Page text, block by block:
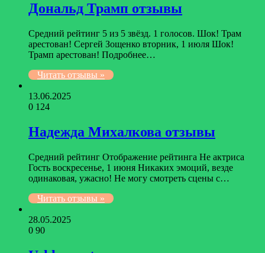
Дональд Трамп отзывы
Средний рейтинг 5 из 5 звёзд. 1 голосов. Шок! Трам
арестован! Сергей Зощенко вторник, 1 июля Шок!
Трамп арестован! Подробнее…
Читать отзывы »
13.06.2025
0 124
Надежда Михалкова отзывы
Средний рейтинг Отображение рейтинга Не актриса
Гость воскресенье, 1 июня Никаких эмоций, везде
одинаковая, ужасно! Не могу смотреть сцены с…
Читать отзывы »
28.05.2025
0 90